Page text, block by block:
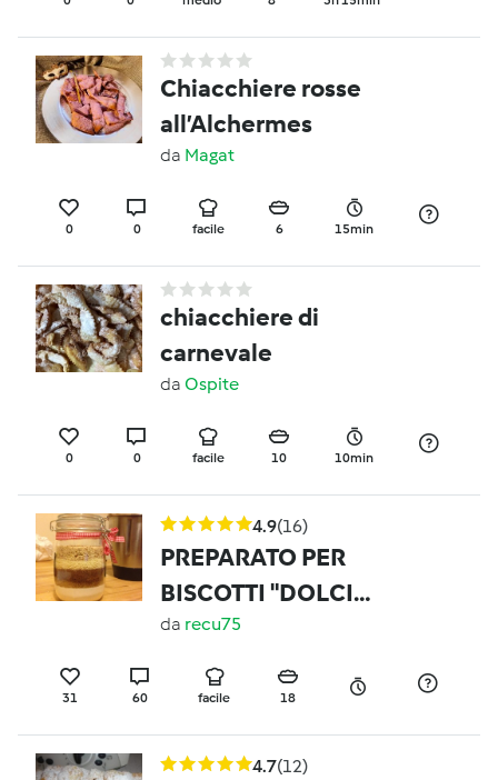
Chiacchiere rosse
all’Alchermes
da Magat
0 0 facile 6 15min
chiacchiere di
carnevale
da Ospite
0 0 facile 10 10min
4.9(16)
PREPARATO PER
BISCOTTI "DOLCI
CHIACCHIERE"
da recu75
31 60 facile 18
4.7(12)